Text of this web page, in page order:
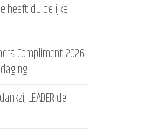
heeft duidelijke
Compliment 2026
LEADER de